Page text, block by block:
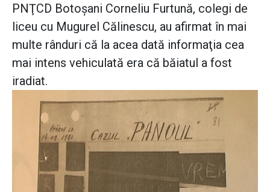
PNŢCD Botoşani Corneliu Furtună, colegi de
liceu cu Mugurel Călinescu, au afirmat în mai
multe rânduri că la acea dată informaţia cea
mai intens vehiculată era că băiatul a fost
iradiat.